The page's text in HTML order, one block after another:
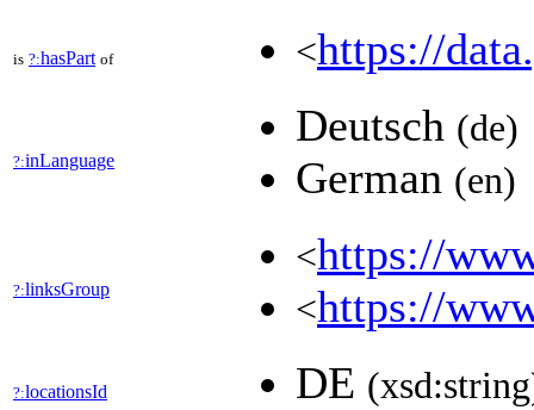
is ?:hasPart of <https://
?:inLanguage
Deutsch (de)
German (en)
?:linksGroup
<https://
<https://
?:locationsId DE